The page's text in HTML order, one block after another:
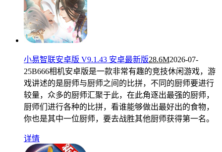
小易智联安卓版 V9.1.43 安卓最新版28.6M2026-07-
25B666相机安卓版是一款非常有趣的竞技休闲游戏，游
戏讲述的是厨师与厨师之间的比拼，不同的厨师要进行
较量，众多的厨师汇聚于此，在此角逐出最强的厨师，
厨师们进行各种的比拼，看谁能够做出最好出的食物，
你也是其中一位厨师，要去战胜其他厨师获得第一名。
详情